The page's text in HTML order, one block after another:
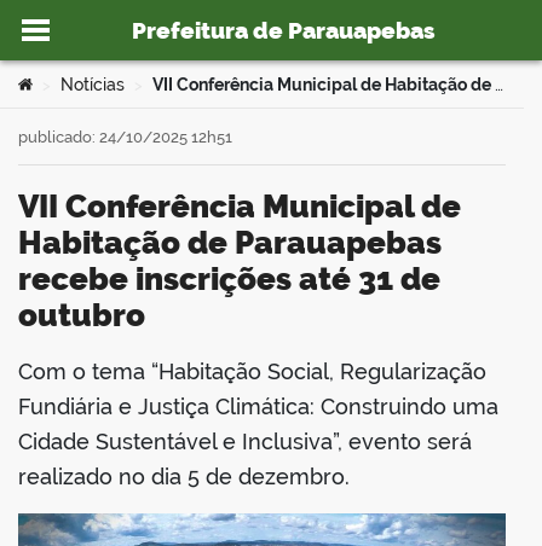
Ir para o conteúdo
Prefeitura de Parauapebas
portal
Você está aqui:
Notícias VII Conferência Municipal de Habitação de Parauapebas recebe inscrições até 31 de outubro
VII Conferência Municipal de
Habitação de Parauapebas
recebe inscrições até 31 de
outubro
publicado: 24/10/2025 12h51
Com o tema “Habitação Social, Regularização
Fundiária e Justiça Climática: Construindo uma
Cidade Sustentável e Inclusiva”, evento será
realizado no dia 5 de dezembro.